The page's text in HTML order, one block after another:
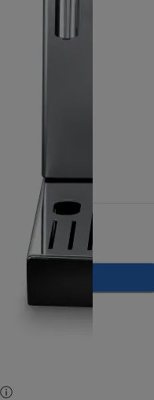
preț inițial 3.399,00
(-21 %)